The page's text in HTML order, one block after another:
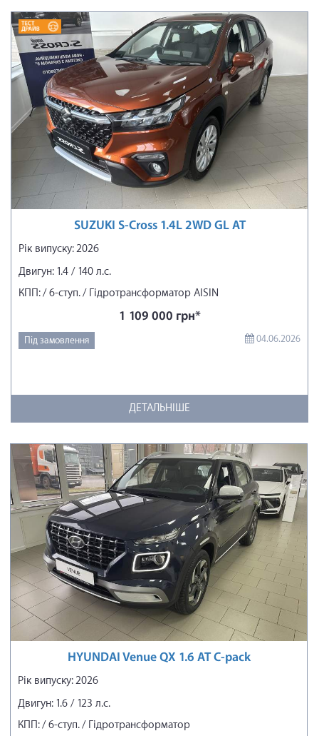
SUZUKI S-Cross 1.4L 2WD GL AT
Рік випуску: 2026
Двигун: 1.4 / 140 л.с.
КПП: / 6-ступ. / Гідротрансформатор AISIN
1 109 000 грн*
Під замовлення 04.06.2026
ДЕТАЛЬНІШЕ
HYUNDAI Venue QX 1.6 AT C-pack
Рік випуску: 2026
Двигун: 1.6 / 123 л.с.
КПП: / 6-ступ. / Гідротрансформатор